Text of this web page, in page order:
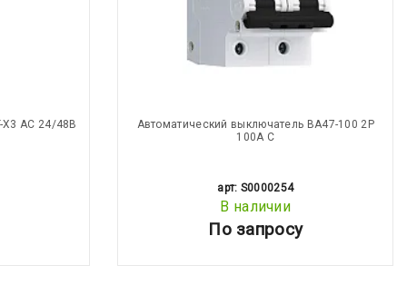
AC 24/48В
Автоматический выключатель ВА47-100 2Р
100А С
арт: S0000254
В наличии
По запросу